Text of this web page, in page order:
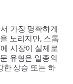
가장 명확하게
노리지만, 스톱
시장이 실제로
유형은 일종의
한 상승 또는 하